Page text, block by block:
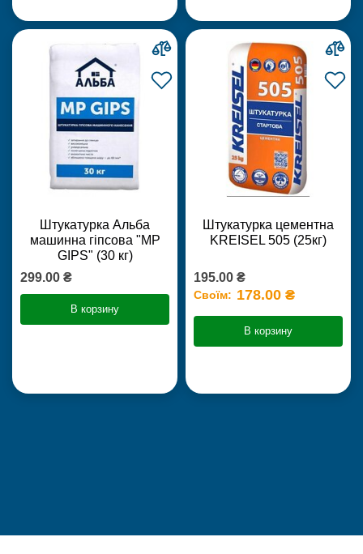
Штукатурка Альба
машинна гіпсова "MP
GIPS" (30 кг)
299.00 ₴
В корзину
Штукатурка цементна
KREISEL 505 (25кг)
195.00 ₴
Своїм: 178.00 ₴
В корзину